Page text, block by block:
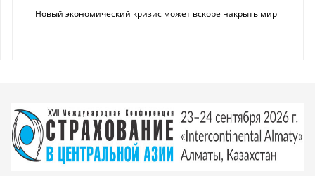
Новый экономический кризис может вскоре накрыть мир